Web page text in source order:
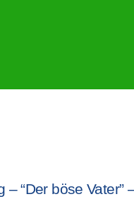
– “Der böse